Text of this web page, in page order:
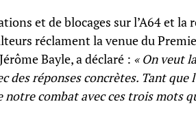
et de blocages sur l’A64 et
réclament la venue du
Bayle, a déclaré : « On veut
des réponses concrètes. Tant que
notre combat avec ces trois mots